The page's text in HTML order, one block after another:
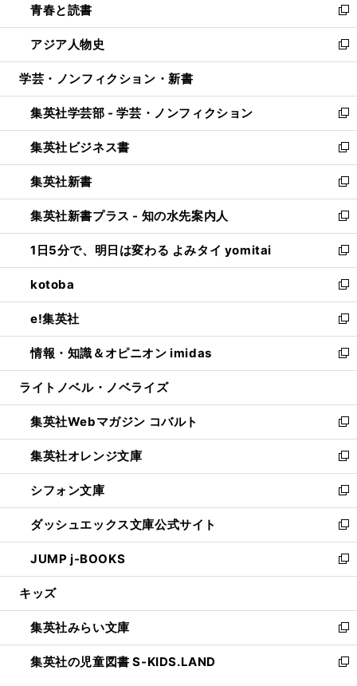
で
開
く
ド
ウ
で
開
ィ
ン
ド
ウ
開
く
い
ウ
ィ
ン
ウ
で
開
く
青春と読書
新
し
い
ウ
ン
ド
ウ
で
開
く
アジア人物史
新
し
ウ
ィ
ン
ド
ウ
で
開
く
学芸・ノンフィクション・新書
集英社学芸部 - 学芸・ノンフィクション
新
し
い
ウ
ィ
ン
ド
ウ
で
開
く
集英社ビジネス書
新
し
い
ウ
ィ
ン
ド
ウ
で
開
く
集英社新書
新
し
い
ウ
ィ
ン
ド
ウ
で
開
く
集英社新書プラス - 知の水先案内人
新
し
い
ウ
ィ
ン
ド
ウ
で
開
1日5分で、明日は変わる よみタイ yomitai
新
し
い
ウ
ィ
ン
ド
ウ
開
く
kotoba
新
し
い
ウ
ィ
ン
ウ
で
開
く
e!集英社
新
し
い
ウ
ン
ド
ウ
で
開
く
情報・知識＆オピニオン imidas
新
し
ウ
ィ
ン
ド
ウ
で
開
く
ライトノベル・ノベライズ
集英社Webマガジン コバルト
新
し
い
ウ
ィ
ン
ド
ウ
で
開
集英社オレンジ文庫
新
し
い
ウ
ィ
ン
ド
ウ
開
く
シフォン文庫
新
し
い
ウ
ィ
ン
ウ
で
開
く
ダッシュエックス文庫公式サイト
新
し
い
ウ
ン
ド
ウ
で
JUMP j-BOOKS
新
し
ウ
ィ
ン
ド
キッズ
集英社みらい文庫
新
し
い
集英社の児童図書 S-KIDS.LAND
新